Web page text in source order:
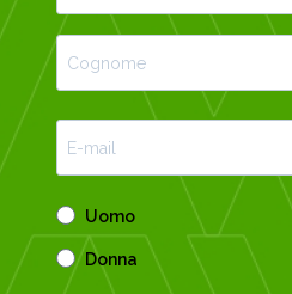
Uomo
Donna